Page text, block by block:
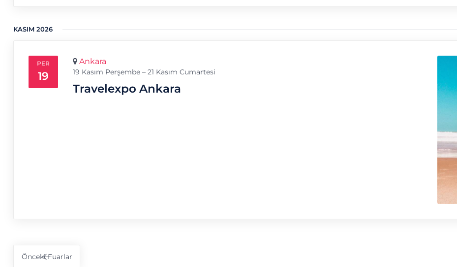
KASIM 2026
PER
19 19 Kasım Perşembe – 21 Kasım Cumartesi
Travelexpo Ankara
Ankara
ÖncekiFuarlar